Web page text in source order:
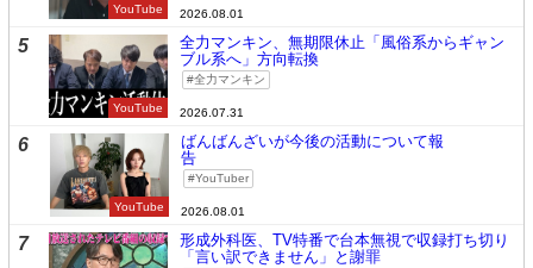
YouTube 2026.08.01
5
YouTube
全力マンキン、無期限休止「風俗系からギャン
ブル系へ」方向転換
全力マンキン
2026.07.31
6
YouTube
ばんばんざいが今後の活動について報
告
YouTuber
2026.08.01
7
形成外科医、TV特番で台本無視で収録打ち切り
「言い訳できません」と謝罪